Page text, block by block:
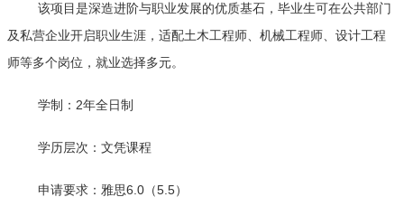
该项目是深造进阶与职业发展的优质基石，毕业生可在公共部门
及私营企业开启职业生涯，适配土木工程师、机械工程师、设计工程
师等多个岗位，就业选择多元。
学制：2年全日制
学历层次：文凭课程
申请要求：雅思6.0（5.5）